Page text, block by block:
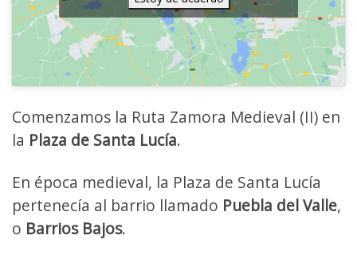
Comenzamos la Ruta Zamora Medieval (II) en
la Plaza de Santa Lucía.
En época medieval, la Plaza de Santa Lucía
pertenecía al barrio llamado Puebla del Valle,
o Barrios Bajos.